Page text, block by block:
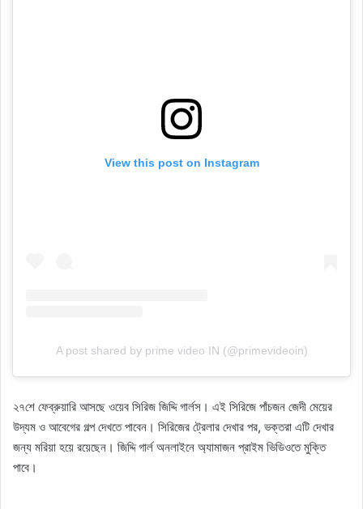
View this post on Instagram
A post shared by prime video IN (@primevideoin)
২৭শে ফেব্রুয়ারি আসছে ওয়েব সিরিজ জিদ্দি গার্লস। এই সিরিজে পাঁচজন জেদী মেয়ের
উদ্যম ও আবেগের গল্প দেখতে পাবেন। সিরিজের ট্রেলার দেখার পর, ভক্তরা এটি দেখার
জন্য মরিয়া হয়ে রয়েছেন। জিদ্দি গার্ল অনলাইনে অ্যামাজন প্রাইম ভিডিওতে মুক্তি
পাবে।